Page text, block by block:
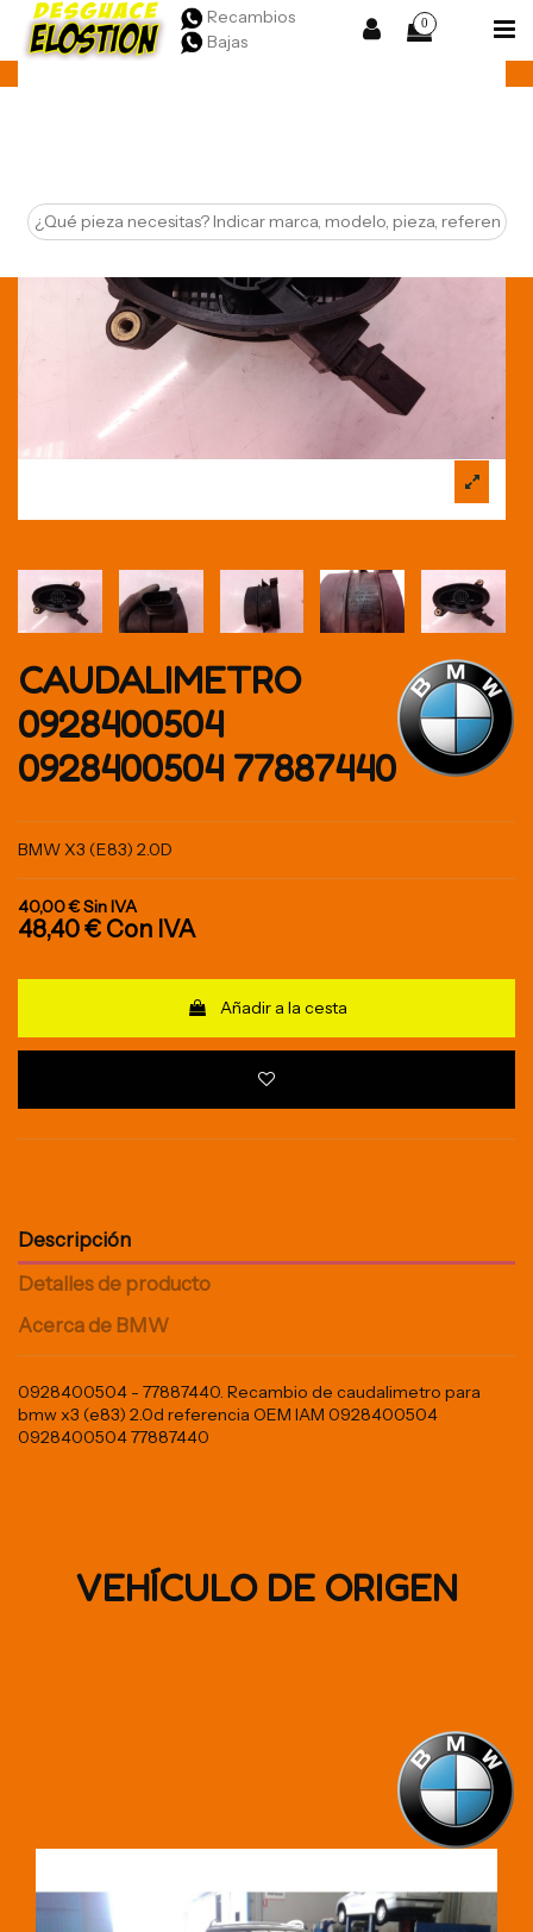
Recambios
Bajas
0
CAUDALIMETRO
0928400504
0928400504 77887440
BMW X3 (E83) 2.0D
40,00 €Sin IVA
48,40 € Con IVA
Añadir a la cesta
Descripción
Detalles de producto
Acerca de BMW
0928400504 - 77887440. Recambio de caudalimetro para
bmw x3 (e83) 2.0d referencia OEM IAM 0928400504
0928400504 77887440
VEHÍCULO DE ORIGEN